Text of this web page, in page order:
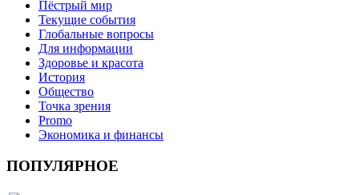
Пёстрый мир
Текущие события
Глобальные вопросы
Для информации
Здоровье и красота
История
Общество
Точка зрения
Promo
Экономика и финансы
ПОПУЛЯРНОЕ